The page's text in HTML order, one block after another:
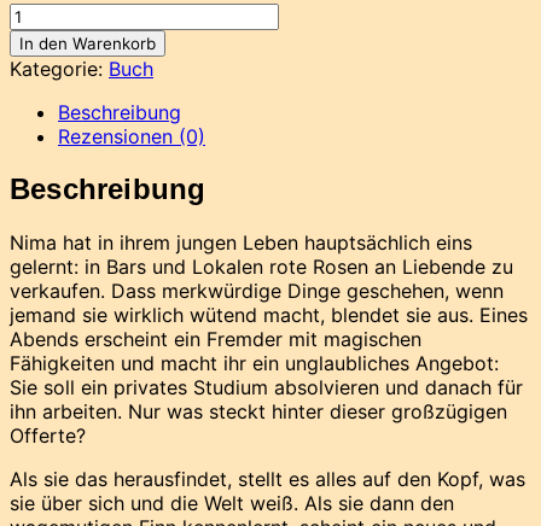
Rosenmädchen
von
Lilly
Labord
Menge
In den Warenkorb
Kategorie: Buch
Beschreibung
Rezensionen (0)
Beschreibung
Nima hat in ihrem jungen Leben hauptsächlich eins
gelernt: in Bars und Lokalen rote Rosen an Liebende zu
verkaufen. Dass merkwürdige Dinge geschehen, wenn
jemand sie wirklich wütend macht, blendet sie aus. Eines
Abends erscheint ein Fremder mit magischen
Fähigkeiten und macht ihr ein unglaubliches Angebot:
Sie soll ein privates Studium absolvieren und danach für
ihn arbeiten. Nur was steckt hinter dieser großzügigen
Offerte?
Als sie das herausfindet, stellt es alles auf den Kopf, was
sie über sich und die Welt weiß. Als sie dann den